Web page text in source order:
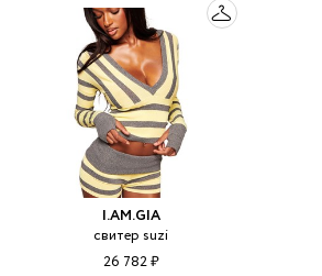
I.AM.GIA
свитер suzi
26 782 ₽